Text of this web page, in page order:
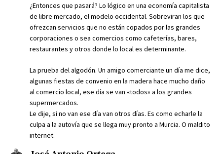
¿Entonces que pasará? Lo lógico en una economía capitalista
de libre mercado, el modelo occidental. Sobreviran los que
ofrezcan servicios que no están copados por las grandes
corporaciones o sea comercios como cafeterías, bares,
restaurantes y otros donde lo local es determinante.
La prueba del algodón. Un amigo comerciante un día me dice,
algunas fiestas de convenio en la madera hace mucho daño
al comercio local, ese día se van «todos» a los grandes
supermercados.
Le dije, si no van ese día van otros días. Es como echarle la
culpa a la autovía que se llega muy pronto a Murcia. O maldito
internet.